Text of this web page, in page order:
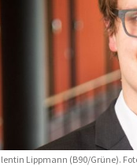
Lippmann (B90/Grüne).